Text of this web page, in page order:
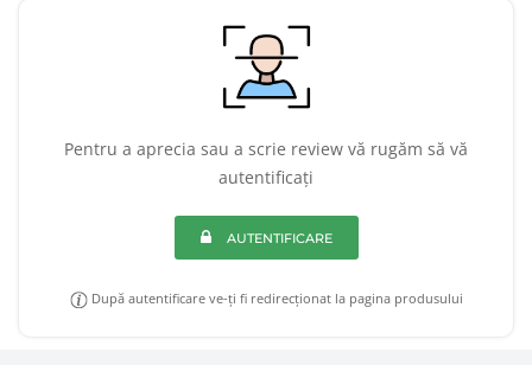
Pentru a aprecia sau a scrie review vă rugăm să vă
autentificați
AUTENTIFICARE
După autentificare ve-ți fi redirecționat la pagina produsului